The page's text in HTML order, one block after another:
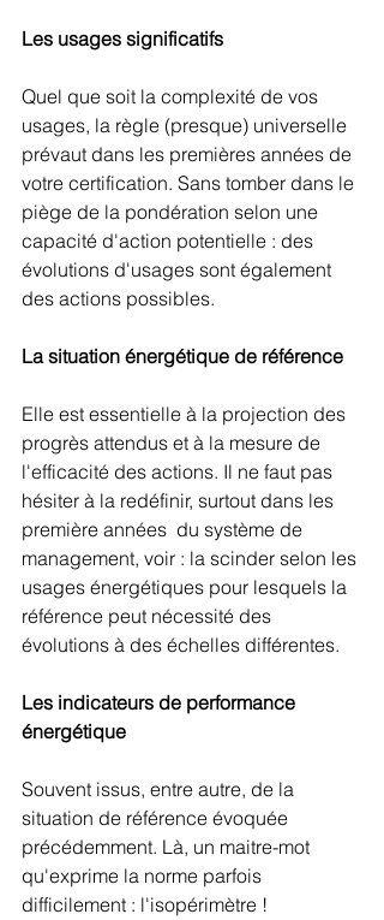
Les usages significatifs
Quel que soit la complexité de vos
usages, la règle (presque) universelle
prévaut dans les premières années de
votre certification. Sans tomber dans le
piège de la pondération selon une
capacité d'action potentielle : des
évolutions d'usages sont également
des actions possibles.
La situation énergétique de référence
Elle est essentielle à la projection des
progrès attendus et à la mesure de
l'efficacité des actions. Il ne faut pas
hésiter à la redéfinir, surtout dans les
première années  du système de
management, voir : la scinder selon les
usages énergétiques pour lesquels la
référence peut nécessité des
évolutions à des échelles différentes.
Les indicateurs de performance
énergétique
Souvent issus, entre autre, de la
situation de référence évoquée
précédemment. Là, un maitre-mot
qu'exprime la norme parfois
difficilement : l'isopérimètre !